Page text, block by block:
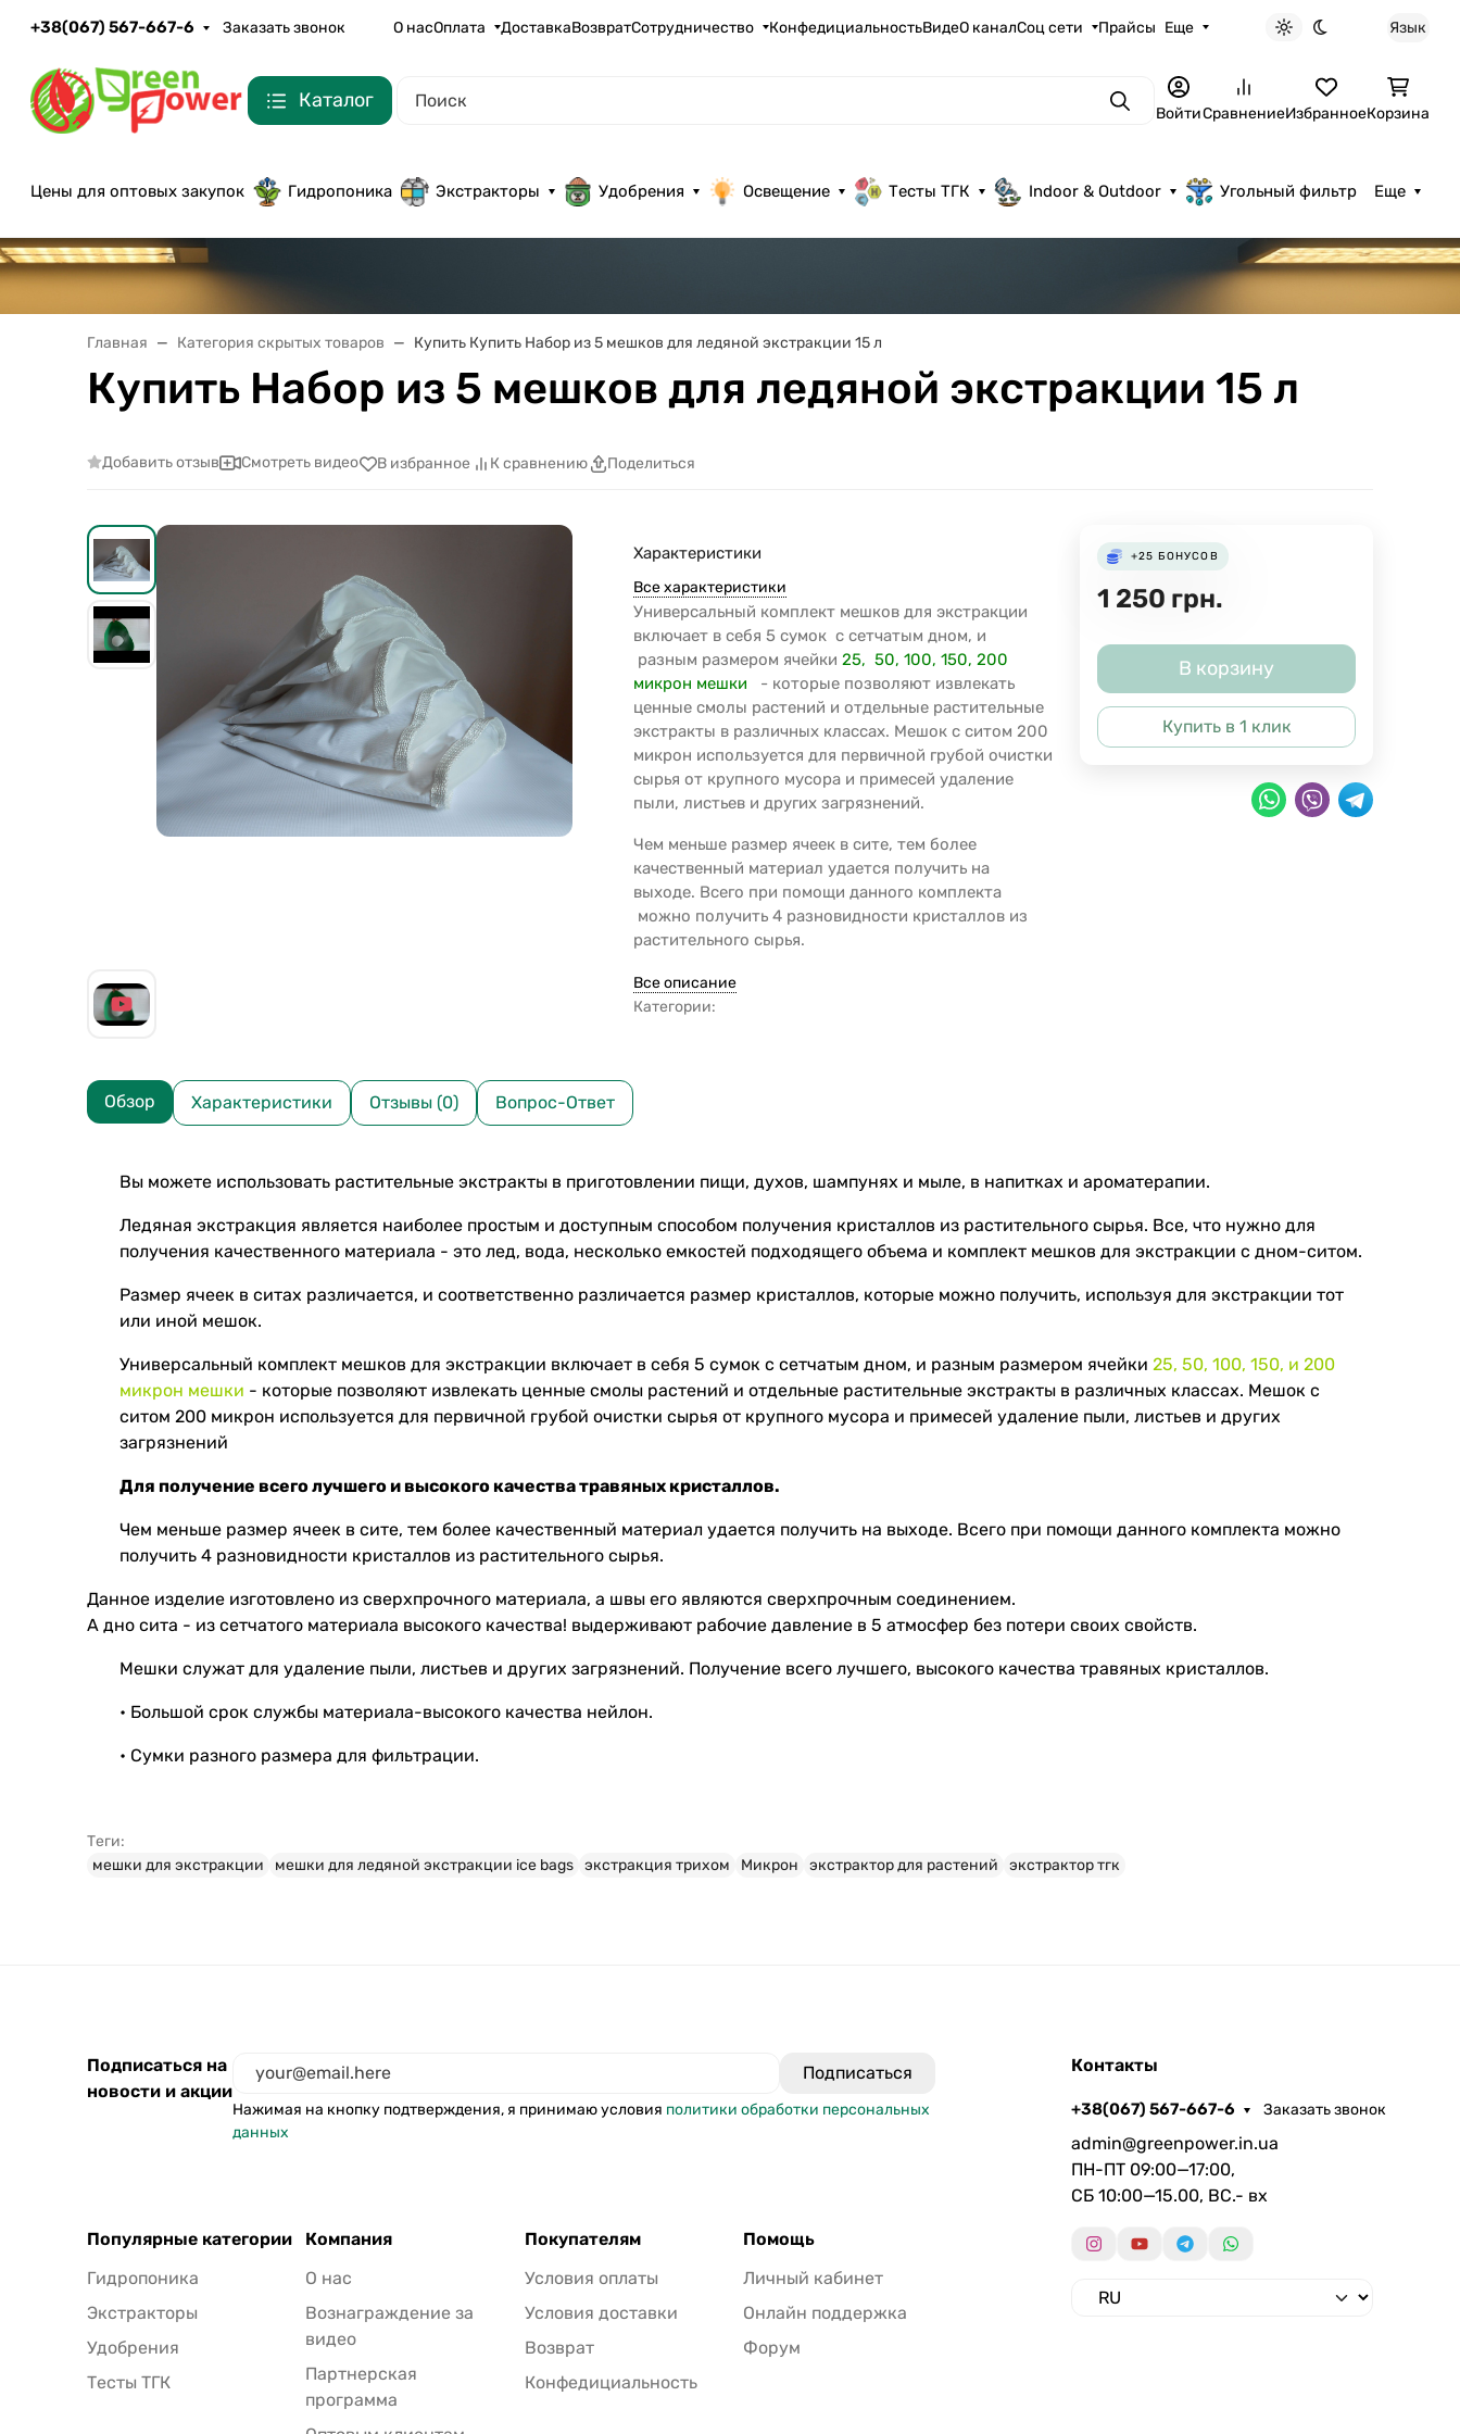
+38(067) 567-667-6 Заказать звонок О насОплата ДоставкаВозвратСотрудничество КонфедициальностьВидеО каналСоц сети Прайсы Еще
Светлая тема
Темная тема
Язык
Каталог ПоискВойтиСравнениеИзбранноеКорзина
Цены для оптовых закупок Гидропоника Экстракторы Удобрения Освещение Тесты ТГК Indoor & Outdoor Угольный фильтр Еще
Главная Категория скрытых товаров Купить Купить Набор из 5 мешков для ледяной экстракции 15 л
Купить Набор из 5 мешков для ледяной экстракции 15 л
Добавить отзыв Смотреть видео В избранное К сравнению Поделиться
Характеристики
Все характеристики
Универсальный комплект мешков для экстракции
включает в себя 5 сумок с сетчатым дном, и
разным размером ячейки25, 50, 100,150,200
микрон мешки
- которые позволяют извлекать
ценные смолы растений и отдельные растительные
экстракты в различных классах. Мешок с ситом 200
микрон используется для первичной грубой очистки
сырья от крупного мусора и примесей удаление
пыли, листьев и других загрязнений.
Чем меньше размер ячеек в сите, тем более
качественный материал удается получить на
выходе. Всего при помощи данного комплекта
можно получить 4 разновидности кристаллов из
растительного сырья.
Все описание
Категории:
+25 БОНУСОВ
1 250 грн.
В корзину
Купить в 1 клик
Обзор Характеристики Отзывы (0) Вопрос-Ответ
Вы можете использовать растительные экстракты в приготовлении пищи, духов, шампунях и мыле, в напитках и ароматерапии.
Ледяная экстракция является наиболее простым и доступным способом получения кристаллов из растительного сырья. Все, что нужно для
получения качественного материала - это лед, вода, несколько емкостей подходящего объема и комплект мешков для экстракции с дном-ситом.
Размер ячеек в ситах различается, и соответственно различается размер кристаллов, которые можно получить, используя для экстракции тот
или иной мешок.
Универсальный комплект мешков для экстракции включает в себя 5 сумок с сетчатым дном, и разным размером ячейки 25, 50, 100, 150, и 200
микрон мешки - которые позволяют извлекать ценные смолы растений и отдельные растительные экстракты в различных классах. Мешок с
ситом 200 микрон используется для первичной грубой очистки сырья от крупного мусора и примесей удаление пыли, листьев и других
загрязнений
Для получение всего лучшего и высокого качества травяных кристаллов.
Чем меньше размер ячеек в сите, тем более качественный материал удается получить на выходе. Всего при помощи данного комплекта можно
получить 4 разновидности кристаллов из растительного сырья.
Данное изделие изготовлено из сверхпрочного материала, а швы его являются сверхпрочным соединением.
А дно сита - из сетчатого материала высокого качества! выдерживают рабочие давление в 5 атмосфер без потери своих свойств.
Мешки служат для удаление пыли, листьев и других загрязнений. Получение всего лучшего, высокого качества травяных кристаллов.
• Большой срок службы материала-высокого качества нейлон.
• Сумки разного размера для фильтрации.
Теги:
мешки для экстракции
мешки для ледяной экстракции ice bags экстракция трихом Микрон экстрактор для растений экстрактор тгк
Подписаться на
новости и акции
Нажимая на кнопку подтверждения, я принимаю условия политики обработки персональных
данных
Популярные категории
Гидропоника
Экстракторы
Удобрения
Тесты ТГК
Компания
О нас
Вознаграждение за
видео
Партнерская
программа
Покупателям
Условия оплаты
Условия доставки
Возврат
Конфедициальность
Помощь
Личный кабинет
Онлайн поддержка
Форум
Контакты
+38(067) 567-667-6 Заказать звонок
admin@greenpower.in.ua
ПН-ПТ 09:00—17:00,
СБ 10:00—15.00, ВС.- вх